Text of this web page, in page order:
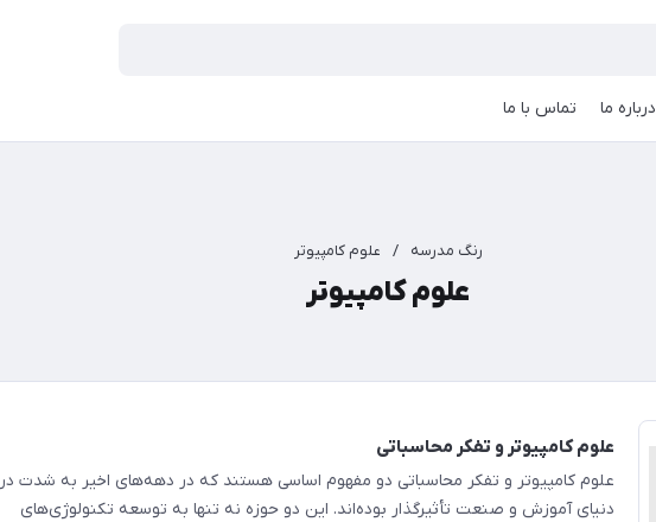
درباره ما تماس با ما
رنگ مدرسه / علوم کامپیوتر
علوم کامپیوتر
علوم کامپیوتر و تفکر محاسباتی
علوم کامپیوتر و تفکر محاسباتی دو مفهوم اساسی هستند که در دهه‌های اخیر به شدت در
دنیای آموزش و صنعت تأثیرگذار بوده‌اند. این دو حوزه نه تنها به توسعه تکنولوژی‌های